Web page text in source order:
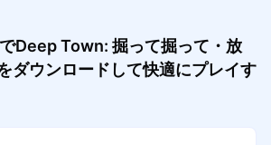
Deep Town: 掘って掘って・放
ダウンロードして快適にプレイす